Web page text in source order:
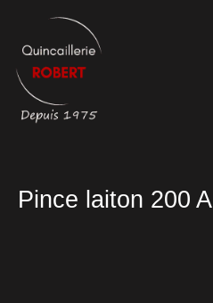
contenu
Pince laiton 200